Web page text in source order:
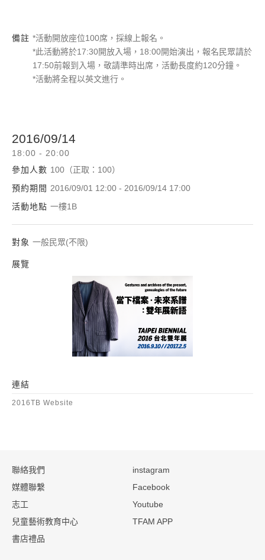
備註 *活動開放座位100席，採線上報名。
*此活動將於17:30開放入場，18:00開始演出，報名民眾請於
17:50前報到入場，敬請準時出席，活動長度約120分鐘。
*活動將全程以英文進行。
2016/09/14
18:00 - 20:00
參加人數 100（正取：100）
預約期間 2016/09/01 12:00 - 2016/09/14 17:00
活動地點 一樓1B
對象 一般民眾(不限)
展覽
連結
2016TB Website
聯絡我們
媒體聯繫
志工
兒童藝術教育中心
書店禮品
instagram
Facebook
Youtube
TFAM APP